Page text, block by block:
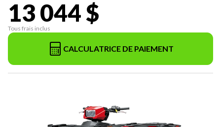
13 044 $
Tous frais inclus
CALCULATRICE DE PAIEMENT